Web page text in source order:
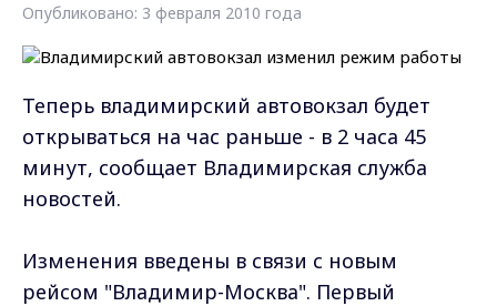
Опубликовано: 3 февраля 2010 года
Теперь владимирский автовокзал будет
открываться на час раньше - в 2 часа 45
минут, сообщает Владимирская служба
новостей.
Изменения введены в связи с новым
рейсом "Владимир-Москва". Первый